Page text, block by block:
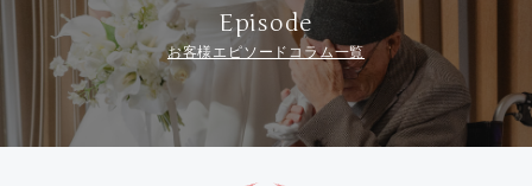
Episode
お客様エピソードコラム一覧